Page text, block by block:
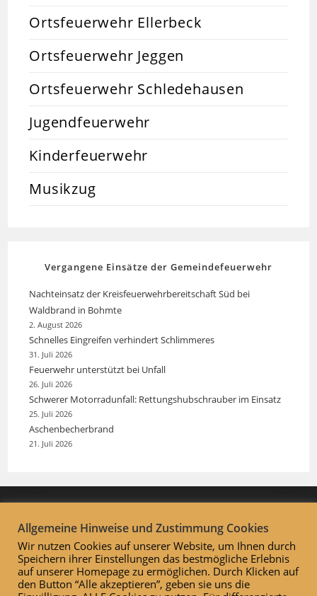
Ortsfeuerwehr Ellerbeck
Ortsfeuerwehr Jeggen
Ortsfeuerwehr Schledehausen
Jugendfeuerwehr
Kinderfeuerwehr
Musikzug
Vergangene Einsätze der Gemeindefeuerwehr
Nachteinsatz der Kreisfeuerwehrbereitschaft Süd bei
Waldbrand in Bohmte
2. August 2026
Schnelles Eingreifen verhindert Schlimmeres
31. Juli 2026
Feuerwehr unterstützt bei Unfall
26. Juli 2026
Schwerer Motorradunfall: Rettungshubschrauber im Einsatz
25. Juli 2026
Aschenbecherbrand
21. Juli 2026
Allgemeine Hinweise und Zustimmung Cookies
Wir nutzen Cookies auf unserer Website, um Ihnen durch
Speichern ihrer Einstellungen das bestmögliche Erlebnis
auf unserer Homepage zu ermöglichen. Durch Klicken auf
den Button “Alle akzeptieren”, geben sie uns die